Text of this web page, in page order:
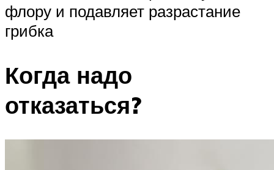
флору и подавляет разрастание
грибка
Когда надо
отказаться?